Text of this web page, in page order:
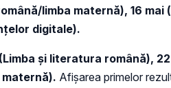
limba maternă), 16
digitale).
(Limba şi literatura română),
Afişarea primelor